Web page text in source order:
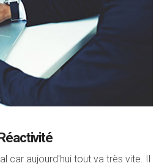
car aujourd'hui tout va très vite. Il